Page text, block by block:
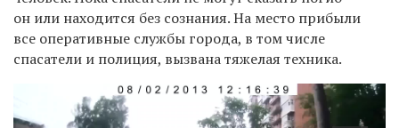
он или находится без сознания. На место прибыли
все оперативные службы города, в том числе
спасатели и полиция, вызвана тяжелая техника.